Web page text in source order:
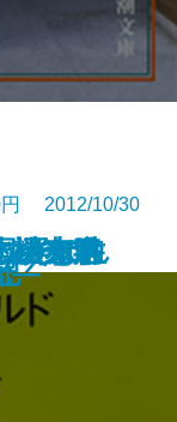
―赤毛
く
杜夫 往
謎を解
2012/10/30
その4
弄ばれ
の東京
―